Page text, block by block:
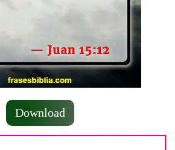
Download